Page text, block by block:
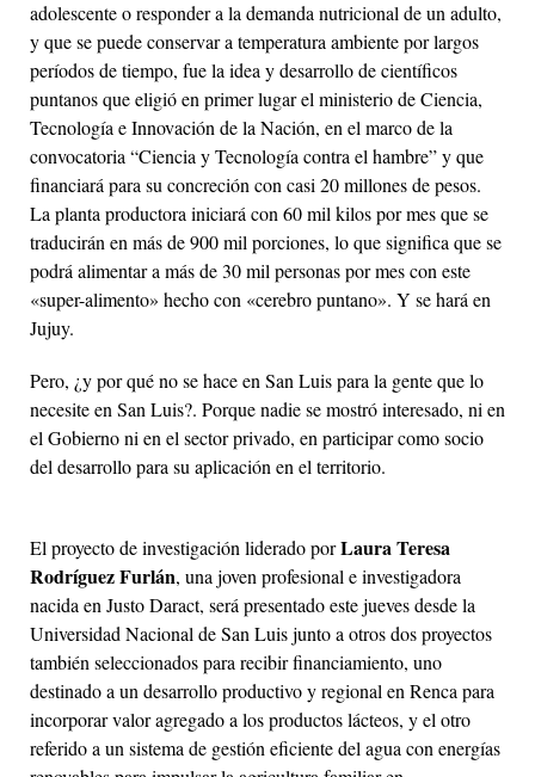
adolescente o responder a la demanda nutricional de un adulto,
y que se puede conservar a temperatura ambiente por largos
períodos de tiempo, fue la idea y desarrollo de científicos
puntanos que eligió en primer lugar el ministerio de Ciencia,
Tecnología e Innovación de la Nación, en el marco de la
convocatoria “Ciencia y Tecnología contra el hambre” y que
financiará para su concreción con casi 20 millones de pesos.
La planta productora iniciará con 60 mil kilos por mes que se
traducirán en más de 900 mil porciones, lo que significa que se
podrá alimentar a más de 30 mil personas por mes con este
«super-alimento» hecho con «cerebro puntano». Y se hará en
Jujuy.
Pero, ¿y por qué no se hace en San Luis para la gente que lo
necesite en San Luis?. Porque nadie se mostró interesado, ni en
el Gobierno ni en el sector privado, en participar como socio
del desarrollo para su aplicación en el territorio.
El proyecto de investigación liderado porLaura Teresa
Rodríguez Furlán, una joven profesional e investigadora
nacida en Justo Daract, será presentado este jueves desde la
Universidad Nacional de San Luis junto a otros dos proyectos
también seleccionados para recibir financiamiento, uno
destinado a un desarrollo productivo y regional en Renca para
incorporar valor agregado a los productos lácteos, y el otro
referido a un sistema de gestión eficiente del agua con energías